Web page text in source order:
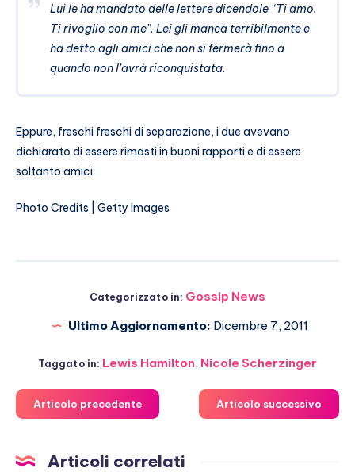
Lui le ha mandato delle lettere dicendole “Ti amo.
Ti rivoglio con me”. Lei gli manca terribilmente e
ha detto agli amici che non si fermerà fino a
quando non l’avrà riconquistata.
Eppure, freschi freschi di separazione, i due avevano
dichiarato di essere rimasti in buoni rapporti e di essere
soltanto amici.
Photo Credits | Getty Images
Categorizzato in: Gossip News
Ultimo Aggiornamento: Dicembre 7, 2011
Taggato in: Lewis Hamilton, Nicole Scherzinger
Articolo precedente Articolo successivo
Articoli correlati